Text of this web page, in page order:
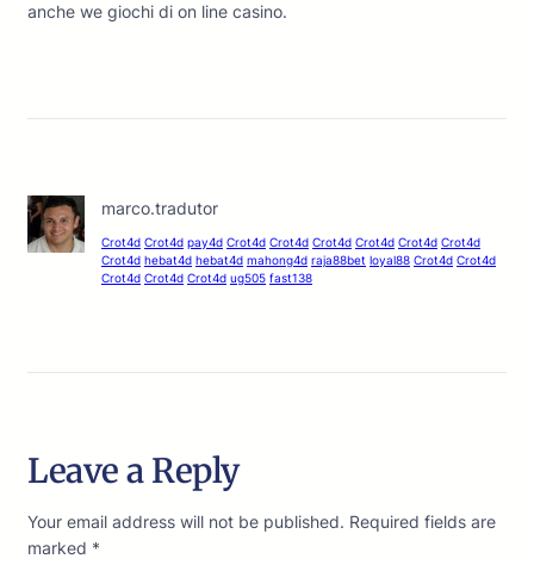
anche we giochi di on line casino.
marco.tradutor
Crot4d Crot4d pay4d Crot4d Crot4d Crot4d Crot4d Crot4d Crot4d
Crot4d hebat4d hebat4d mahong4d raja88bet loyal88 Crot4d Crot4d
Crot4d Crot4d Crot4d ug505 fast138
Leave a Reply
Your email address will not be published. Required fields are
marked *